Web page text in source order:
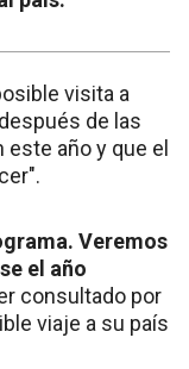
visita a
de las
este año y que el
Veremos
el año
consultado por
viaje a su país